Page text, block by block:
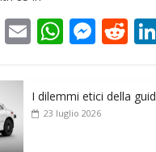
E
ai
l
W
s
M
ss
e
R
di
I dilemmi etici della
23 luglio 2026